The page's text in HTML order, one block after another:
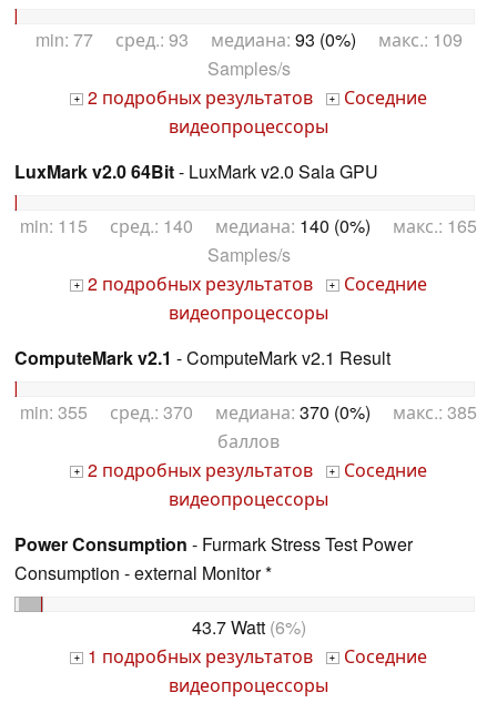
min: 77 сред.: 93 медиана: 93 (0%) макс.: 109
Samples/s
+ 2 подробных результатов + Соседние
видеопроцессоры
LuxMark v2.0 64Bit- LuxMark v2.0 Sala GPU
min: 115 сред.: 140 медиана: 140 (0%) макс.: 165
Samples/s
+ 2 подробных результатов + Соседние
видеопроцессоры
ComputeMark v2.1 - ComputeMark v2.1 Result
min: 355 сред.: 370 медиана: 370 (0%) макс.: 385
баллов
+ 2 подробных результатов + Соседние
видеопроцессоры
Power Consumption - Furmark Stress Test Power
Consumption - external Monitor *
43.7 Watt(6%)
+ 1 подробных результатов + Соседние
видеопроцессоры